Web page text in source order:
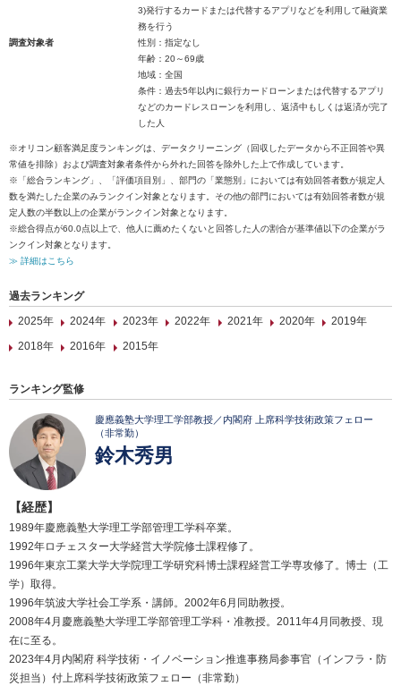
3)発行するカードまたは代替するアプリなどを利用して融資業
務を行う
調査対象者
性別：指定なし
年齢：20～69歳
地域：全国
条件：過去5年以内に銀行カードローンまたは代替するアプリ
などのカードレスローンを利用し、返済中もしくは返済が完了
した人
※オリコン顧客満足度ランキングは、データクリーニング（回収したデータから不正回答や異
常値を排除）および調査対象者条件から外れた回答を除外した上で作成しています。
※「総合ランキング」、「評価項目別」、部門の「業態別」においては有効回答者数が規定人
数を満たした企業のみランクイン対象となります。その他の部門においては有効回答者数が規
定人数の半数以上の企業がランクイン対象となります。
※総合得点が60.0点以上で、他人に薦めたくないと回答した人の割合が基準値以下の企業がラ
ンクイン対象となります。
≫ 詳細はこちら
過去ランキング
2025年
2024年 2023年 2022年 2021年 2020年
2019年
2018年
2016年 2015年
ランキング監修
慶應義塾大学理工学部教授／内閣府 上席科学技術政策フェロー
（非常勤）
鈴木秀男
【経歴】
1989年慶應義塾大学理工学部管理工学科卒業。
1992年ロチェスター大学経営大学院修士課程修了。
1996年東京工業大学大学院理工学研究科博士課程経営工学専攻修了。博士（工
学）取得。
1996年筑波大学社会工学系・講師。2002年6月同助教授。
2008年4月慶應義塾大学理工学部管理工学科・准教授。2011年4月同教授、現
在に至る。
2023年4月内閣府 科学技術・イノベーション推進事務局参事官（インフラ・防
災担当）付上席科学技術政策フェロー（非常勤）